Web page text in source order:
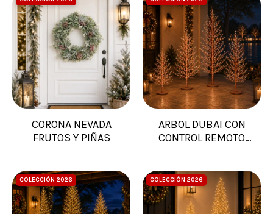
CORONA NEVADA
FRUTOS Y PIÑAS
ARBOL DUBAI CON
CONTROL REMOTO
COLECCIÓN 2026 COLECCIÓN 2026